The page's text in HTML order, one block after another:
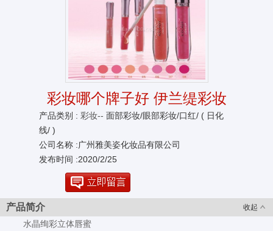
彩妆哪个牌子好 伊兰缇彩妆
产品类别 : 彩妆-- 面部彩妆/眼部彩妆/口红/ ( 日化
线/ )
公司名称 :广州雅美姿化妆品有限公司
发布时间 :2020/2/25
收起
产品简介
水晶绚彩立体唇蜜